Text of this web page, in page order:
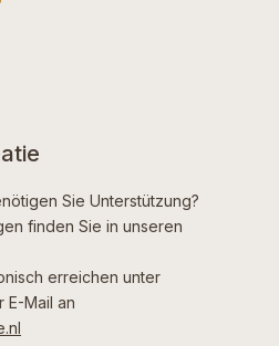
Sie Unterstützung?
finden Sie in unseren
erreichen unter
E-Mail an